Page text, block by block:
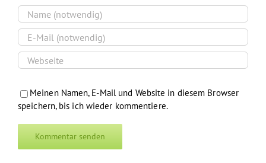
Meinen Namen, E-Mail und Website in diesem Browser
speichern, bis ich wieder kommentiere.